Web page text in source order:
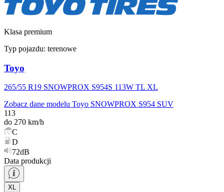
Klasa premium
Typ pojazdu: terenowe
Toyo
265/55 R19 SNOWPROX S954S 113W TL XL
Zobacz dane modelu Toyo SNOWPROX S954 SUV
113
do 270 km/h
C
D
72dB
Data produkcji
XL